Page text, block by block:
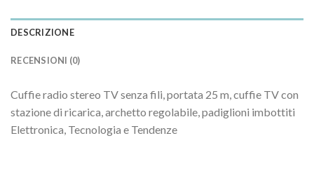
DESCRIZIONE
RECENSIONI (0)
Cuffie radio stereo TV senza fili, portata 25 m, cuffie TV con
stazione di ricarica, archetto regolabile, padiglioni imbottiti
Elettronica, Tecnologia e Tendenze